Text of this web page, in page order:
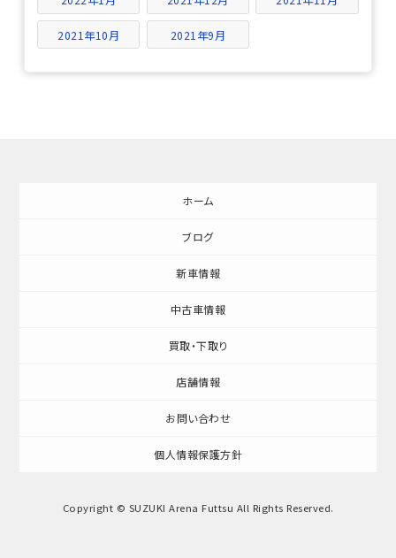
2021年10月 2021年9月
ホーム
ブログ
新車情報
中古車情報
買取・下取り
店舗情報
お問い合わせ
個人情報保護方針
Copyright © SUZUKI Arena Futtsu All Rights Reserved.